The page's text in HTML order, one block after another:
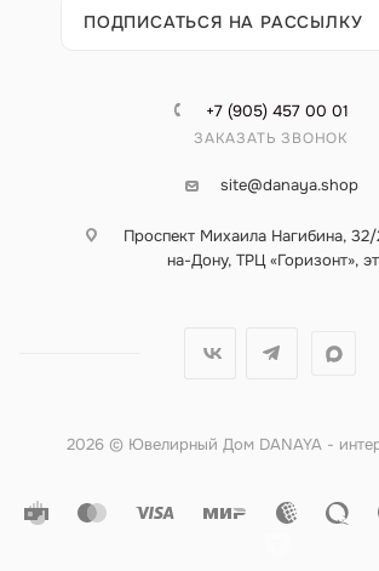
ПОДПИСАТЬСЯ НА РАССЫЛКУ
+7 (905) 457 00 01
ЗАКАЗАТЬ ЗВОНОК
site@danaya.shop
Проспект Михаила Нагибина,
на-Дону, ТРЦ «Горизонт»,
2026 © Ювелирный Дом DANAYA -